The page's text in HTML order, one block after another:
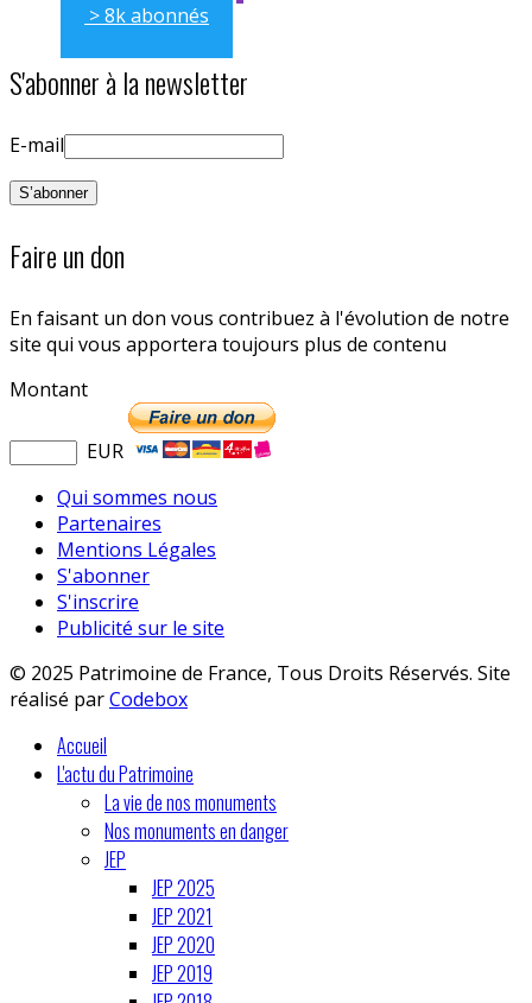
> 8k abonnés
S'abonner à la newsletter
E-mail
Faire un don
En faisant un don vous contribuez à l'évolution de notre
site qui vous apportera toujours plus de contenu
Montant
EUR
Qui sommes nous
Partenaires
Mentions Légales
S'abonner
S'inscrire
Publicité sur le site
© 2025 Patrimoine de France, Tous Droits Réservés. Site
réalisé parCodebox
Accueil
L'actu du Patrimoine
La vie de nos monuments
Nos monuments en danger
JEP
JEP 2025
JEP 2021
JEP 2020
JEP 2019